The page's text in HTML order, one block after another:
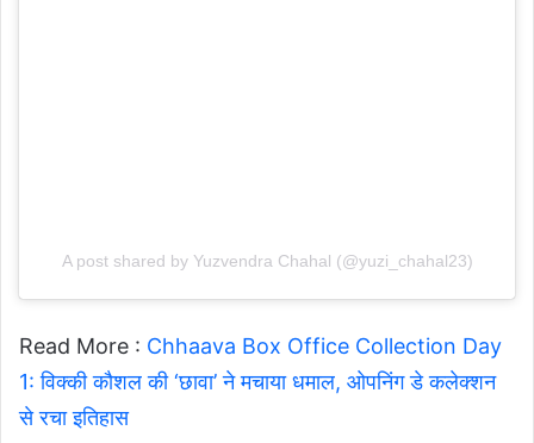
A post shared by Yuzvendra Chahal (@yuzi_chahal23)
Read More : Chhaava Box Office Collection Day
1: विक्की कौशल की ‘छावा’ ने मचाया धमाल, ओपनिंग डे कलेक्शन
से रचा इतिहास